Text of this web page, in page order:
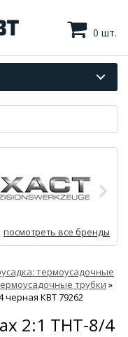
0 шт.
посмотреть все бренды
термоусадочные
трубки »
черная КВТ 79262
2:1 ТНТ-8/4